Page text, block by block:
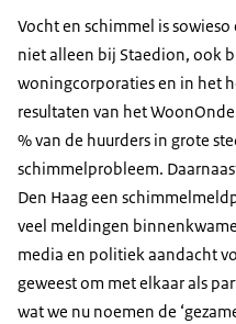
Vocht en schimmel is
niet alleen bij Staedion, ook
woningcorporaties en in het
resultaten van het
% van de huurders in grote
schimmelprobleem.
Den Haag een
veel meldingen
media en politiek aandacht
geweest om met elkaar als
wat we nu noemen de